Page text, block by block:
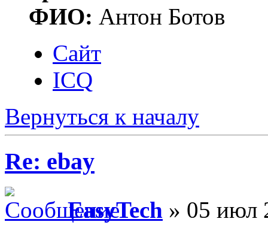
ФИО: Антон Ботов
Сайт
ICQ
Вернуться к началу
Re: ebay
EasyTech » 05 июл